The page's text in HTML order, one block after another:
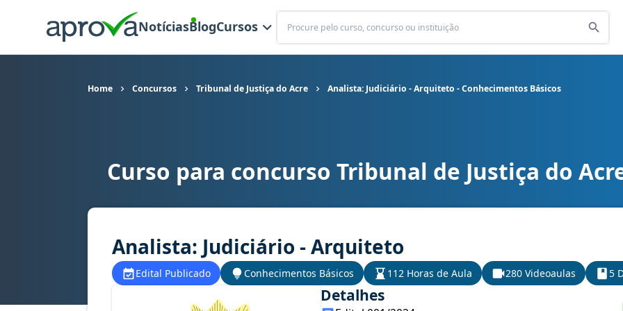
NotíciasBlogCursos
Buscar
Home Concursos Tribunal de Justiça do Acre Analista: Judiciário - Arquiteto - Conhecimentos Básicos
Curso para concurso TJ AC - Tribunal de Justiça do Acre cargo Analista: Judiciário - Arquiteto - Conhecimentos
Curso para concurso Tribunal de Justiça do
Analista: Judiciário - Arquiteto
Edital Publicado Conhecimentos Básicos 112 Horas de Aula 280 Videoaulas 5
Detalhes